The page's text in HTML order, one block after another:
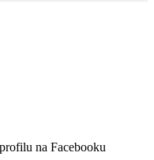
na Facebooku